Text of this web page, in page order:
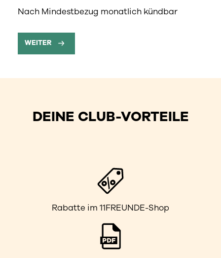
Nach Mindestbezug monatlich kündbar
WEITER
DEINE CLUB-VORTEILE
Rabatte im 11FREUNDE-Shop